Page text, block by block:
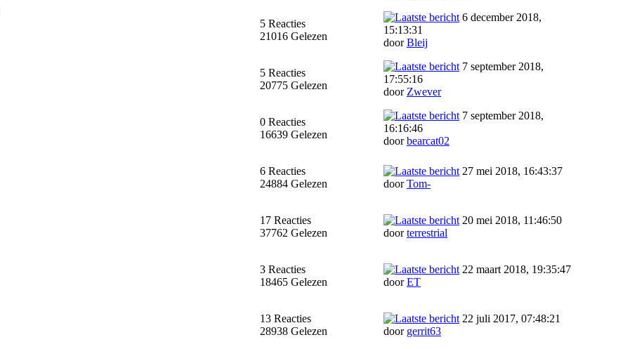
5 Reacties
21016 Gelezen
6 december 2018,
15:13:31
doorBleij
5 Reacties
20775 Gelezen
7 september 2018,
17:55:16
door Zwever
0 Reacties
16639 Gelezen
7 september 2018,
16:16:46
doorbearcat02
6 Reacties
24884 Gelezen
27 mei 2018, 16:43:37
doorTom-
17 Reacties
37762 Gelezen
20 mei 2018, 11:46:50
doorterrestrial
3 Reacties
18465 Gelezen
22 maart 2018, 19:35:47
doorET
13 Reacties
28938 Gelezen
22 juli 2017, 07:48:21
door gerrit63